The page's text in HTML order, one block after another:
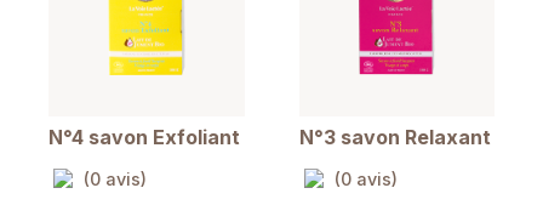
N°4 savon Exfoliant
(0 avis)
N°3 savon Relaxant
(0 avis)